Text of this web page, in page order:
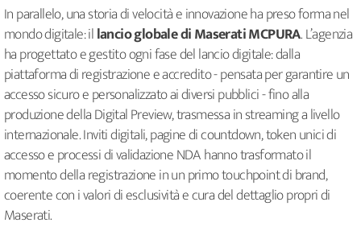
In parallelo, una storia di velocità e innovazione ha preso forma nel
mondo digitale: illancio globale di Maserati MCPURA. L’agenzia
ha progettato e gestito ogni fase del lancio digitale: dalla
piattaforma di registrazione e accredito - pensata per garantire un
accesso sicuro e personalizzato ai diversi pubblici - fino alla
produzione della Digital Preview, trasmessa in streaming a livello
internazionale. Inviti digitali, pagine di countdown, token unici di
accesso e processi di validazione NDA hanno trasformato il
momento della registrazione in un primo touchpoint di brand,
coerente con i valori di esclusività e cura del dettaglio propri di
Maserati.